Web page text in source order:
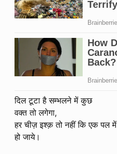
दिल टूटा है सम्भलने में कुछ
वक्त तो लगेगा,
हर चीज़ इश्क़ तो नहीं कि एक पल में
हो जाये।